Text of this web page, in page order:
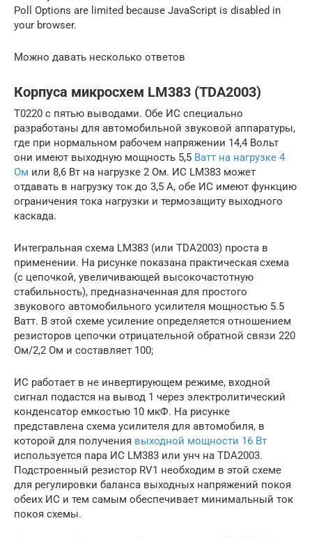
Poll Options are limited because JavaScript is disabled in
your browser.
Можно давать несколько ответов
Корпуса микросхем LM383 (TDA2003)
Т0220 с пятью выводами. Обе ИС специально
разработаны для автомобильной звуковой аппаратуры,
где при нормальном рабочем напряжении 14,4 Вольт
они имеют выходную мощность 5,5 Ватт на нагрузке 4
Ом или 8,6 Вт на нагрузке 2 Ом. ИС LM383 может
отдавать в нагрузку ток до 3,5 А, обе ИС имеют функцию
ограничения тока нагрузки и термозащиту выходного
каскада.
Интегральная схема LM383 (или TDA2003) проста в
применении. На рисунке показана практическая схема
(с цепочкой, увеличивающей высокочастотную
стабильность), предназначенная для простого
звукового автомобильного усилителя мощностью 5.5
Ватт. В этой схеме усиление определяется отношением
резисторов цепочки отрицательной обратной связи 220
Ом/2,2 Ом и составляет 100;
ИС работает в не инвертирующем режиме, входной
сигнал подастся на вывод 1 через электролитический
конденсатор емкостью 10 мкФ. На рисунке
представлена схема усилителя для автомобиля, в
которой для получения выходной мощности 16 Вт
используется пара ИС LM383 или унч на TDA2003.
Подстроенный резистор RV1 необходим в этой схеме
для регулировки баланса выходных напряжений покоя
обеих ИС и тем самым обеспечивает минимальный ток
покоя схемы.